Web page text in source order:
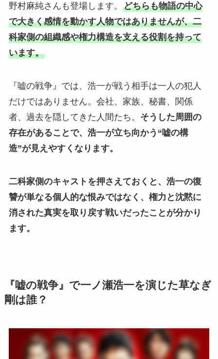
野村麻純さんも登場します。 どちらも物語の中心
で大きく感情を動かす人物ではありませんが、二
科家側の組織感や権力構造を支える役割を持って
います。
『嘘の戦争』では、浩一が戦う相手は一人の犯人
だけではありません。会社、家族、秘書、関係
者、過去を隠してきた人間たち。 そうした周囲の
存在があることで、浩一が立ち向かう“嘘の構
造”が見えやすくなります。
二科家側のキャストを押さえておくと、浩一の復
讐が単なる個人的な恨みではなく、権力と沈黙に
消された真実を取り戻す戦いだったことが分かり
ます。
『嘘の戦争』で一ノ瀬浩一を演じた草なぎ
剛は誰？